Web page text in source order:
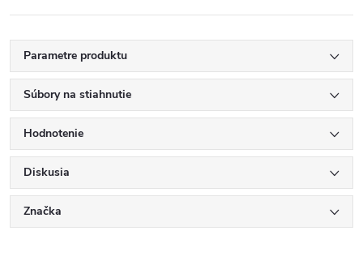
Parametre produktu
Súbory na stiahnutie
Hodnotenie
Diskusia
Značka